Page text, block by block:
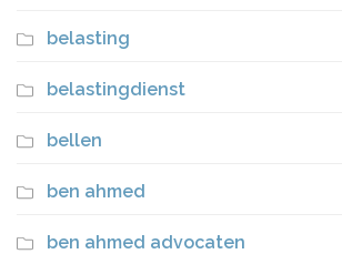
belasting
belastingdienst
bellen
ben ahmed
ben ahmed advocaten